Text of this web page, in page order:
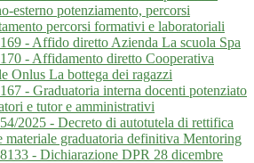
esterno potenziamento, percorsi
percorsi formativi e laboratoriali
- Affido diretto Azienda La scuola Spa
- Affidamento diretto Cooperativa
Onlus La bottega dei ragazzi
- Graduatoria interna docenti potenziato
e tutor e amministrativi
2025 - Decreto di autotutela di rettifica
materiale graduatoria definitiva Mentoring
- Dichiarazione DPR 28 dicembre